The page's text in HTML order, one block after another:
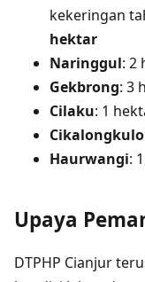
kekeringan
hektar
Naringgul: 2
Gekbrong: 3
Cilaku: 1
Haurwangi:
Upaya
DTPHP Cianjur